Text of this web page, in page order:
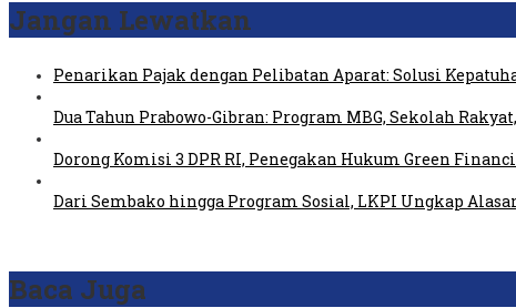
Jangan Lewatkan
Penarikan Pajak dengan Pelibatan Aparat: Solusi
Dua Tahun Prabowo-Gibran: Program MBG, Sekolah
Dorong Komisi 3 DPR RI, Penegakan Hukum Green
Dari Sembako hingga Program Sosial, LKPI Ungkap
Baca Juga